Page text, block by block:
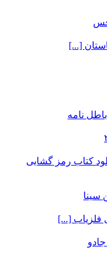
[...]
نامه
کتاب رمز گشایی
سینا
[...]